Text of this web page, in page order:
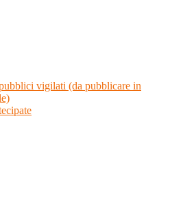
vigilati (da pubblicare in